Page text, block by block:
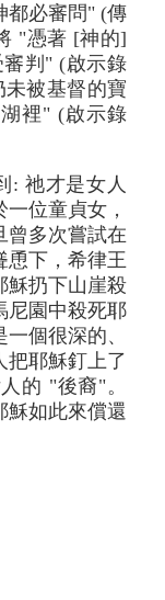
都必審問" (傳
"憑著 [神的]
判" (啟示錄
未被基督的寶
裡" (啟示錄
: 祂才是女人
位童貞女，
曾多次嘗試在
恿下，希律王
穌扔下山崖殺
尼園中殺死耶
個很深的、
把耶穌釘上了
的 "後裔"。
穌如此來償還